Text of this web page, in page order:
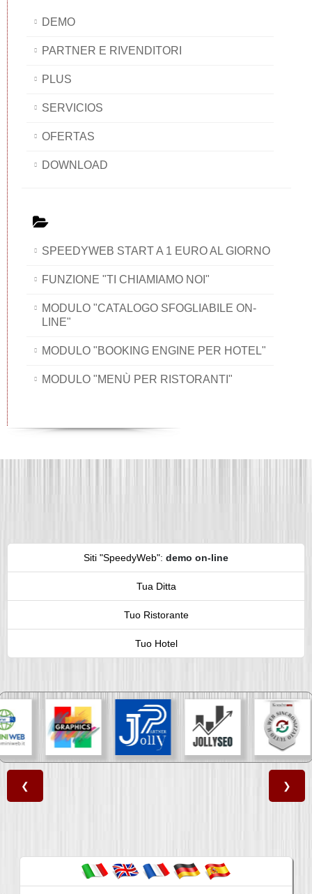
DEMO
PARTNER E RIVENDITORI
PLUS
SERVICIOS
OFERTAS
DOWNLOAD
SPEEDYWEB START A 1 EURO AL GIORNO
FUNZIONE "TI CHIAMIAMO NOI"
MODULO "CATALOGO SFOGLIABILE ON-
LINE"
MODULO "BOOKING ENGINE PER HOTEL"
MODULO "MENÙ PER RISTORANTI"
Siti "SpeedyWeb": demo on-line
Tua Ditta
Tuo Ristorante
Tuo Hotel
❮ ❯